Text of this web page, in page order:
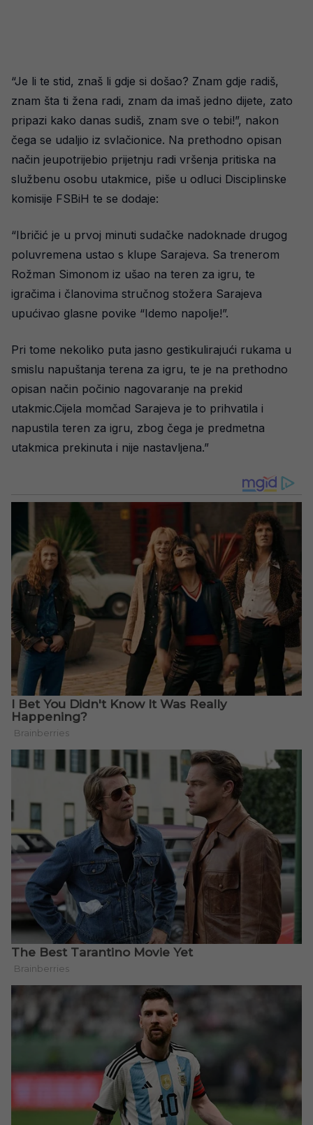
“Je li te stid, znaš li gdje si došao? Znam gdje radiš,
znam šta ti žena radi, znam da imaš jedno dijete, zato
pripazi kako danas sudiš, znam sve o tebi!”, nakon
čega se udaljio iz svlačionice. Na prethodno opisan
način jeupotrijebio prijetnju radi vršenja pritiska na
službenu osobu utakmice, piše u odluci Disciplinske
komisije FSBiH te se dodaje:
“Ibričić je u prvoj minuti sudačke nadoknade drugog
poluvremena ustao s klupe Sarajeva. Sa trenerom
Rožman Simonom iz ušao na teren za igru, te
igračima i članovima stručnog stožera Sarajeva
upućivao glasne povike “Idemo napolje!”.
Pri tome nekoliko puta jasno gestikulirajući rukama u
smislu napuštanja terena za igru, te je na prethodno
opisan način počinio nagovaranje na prekid
utakmic.Cijela momčad Sarajeva je to prihvatila i
napustila teren za igru, zbog čega je predmetna
utakmica prekinuta i nije nastavljena.”